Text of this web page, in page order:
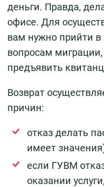
деньги. Правда,
офисе. Для
вам нужно прийти в
вопросам
предъявить
Возврат
причин:
отказ делать
имеет
если ГУВМ
оказании